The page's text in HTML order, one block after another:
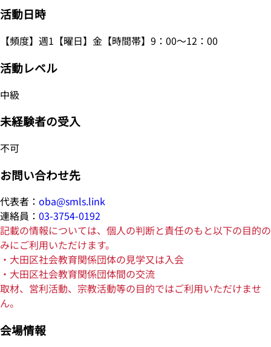
活動日時
【頻度】週1【曜日】金【時間帯】9：00～12：00
活動レベル
中級
未経験者の受入
不可
お問い合わせ先
代表者： oba@smls.link
連絡員： 03-3754-0192
記載の情報については、個人の判断と責任のもと以下の目的の
みにご利用いただけます。
・大田区社会教育関係団体の見学又は入会
・大田区社会教育関係団体間の交流
取材、営利活動、宗教活動等の目的ではご利用いただけませ
ん。
会場情報